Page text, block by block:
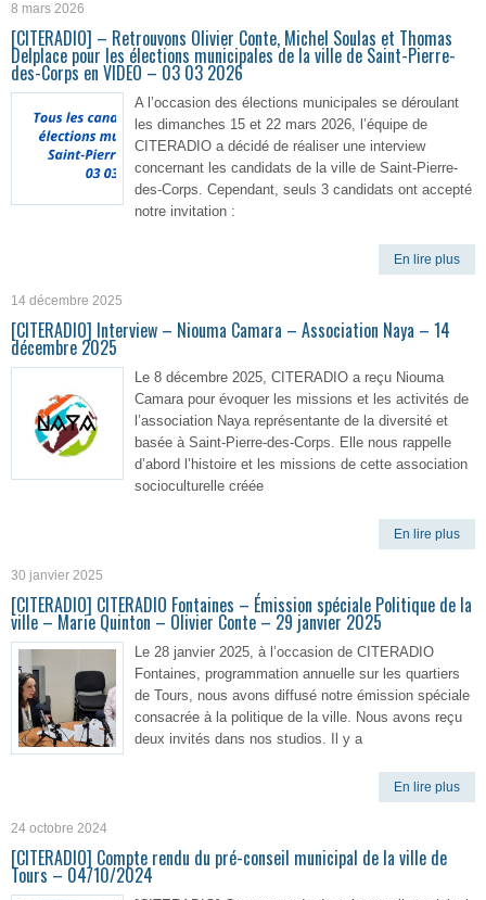
8 mars 2026
[CITERADIO] – Retrouvons Olivier Conte, Michel Soulas et Thomas
Delplace pour les élections municipales de la ville de Saint-Pierre-
des-Corps en VIDEO – 03 03 2026
A l’occasion des élections municipales se déroulant
les dimanches 15 et 22 mars 2026, l’équipe de
CITERADIO a décidé de réaliser une interview
concernant les candidats de la ville de Saint-Pierre-
des-Corps. Cependant, seuls 3 candidats ont accepté
notre invitation :
En lire plus
14 décembre 2025
[CITERADIO] Interview – Niouma Camara – Association Naya – 14
décembre 2025
Le 8 décembre 2025, CITERADIO a reçu Niouma
Camara pour évoquer les missions et les activités de
l’association Naya représentante de la diversité et
basée à Saint-Pierre-des-Corps. Elle nous rappelle
d’abord l’histoire et les missions de cette association
socioculturelle créée
En lire plus
30 janvier 2025
[CITERADIO] CITERADIO Fontaines – Émission spéciale Politique de la
ville – Marie Quinton – Olivier Conte – 29 janvier 2025
Le 28 janvier 2025, à l’occasion de CITERADIO
Fontaines, programmation annuelle sur les quartiers
de Tours, nous avons diffusé notre émission spéciale
consacrée à la politique de la ville. Nous avons reçu
deux invités dans nos studios. Il y a
En lire plus
24 octobre 2024
[CITERADIO] Compte rendu du pré-conseil municipal de la ville de
Tours – 04/10/2024